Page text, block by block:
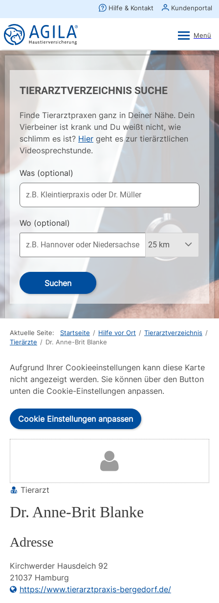
TIERARZTVERZEICHNIS SUCHE
Finde Tierarztpraxen ganz in Deiner Nähe. Dein
Vierbeiner ist krank und Du weißt nicht, wie
schlimm es ist? Hier geht es zur tierärztlichen
Videosprechstunde.
Was (optional)
Wo (optional)
Suchen
Aktuelle Seite: Startseite / Hilfe vor Ort / Tierarztverzeichnis /
Tierärzte / Dr. Anne-Brit Blanke
Aufgrund Ihrer Cookieeinstellungen kann diese Karte
nicht angezeigt werden. Sie können über den Button
unten die Cookie-Einstellungen anpassen.
Cookie Einstellungen anpassen
Tierarzt
Dr. Anne-Brit Blanke
Adresse
Kirchwerder Hausdeich 92
21037 Hamburg
https://www.tierarztpraxis-bergedorf.de/
×
AGILA Kunden-App
Gratis - Im Play Store laden
Ansehen